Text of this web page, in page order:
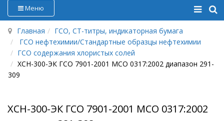
Меню
Главная
ГСО, СТ-титры, индикаторная бумага
ГСО нефтехимии/Стандартные образцы нефтехимии
ГСО содержания хлористых солей
ХСН-300-ЭК ГСО 7901-2001 МСО 0317:2002 диапазон 291-
309
ХСН-300-ЭК ГСО 7901-2001 МСО 0317:2002